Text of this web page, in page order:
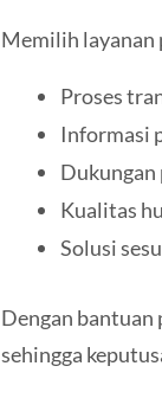
Memilih layanan
Proses
Informasi
Dukungan
Kualitas
Solusi
Dengan
sehingga